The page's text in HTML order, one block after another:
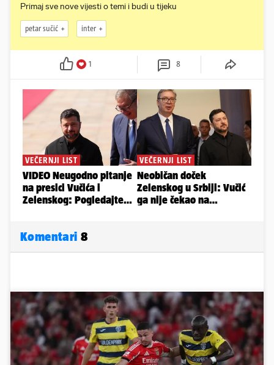
Primaj sve nove vijesti o temi i budi u tijeku
petar sučić inter
1 8
Komentari 8